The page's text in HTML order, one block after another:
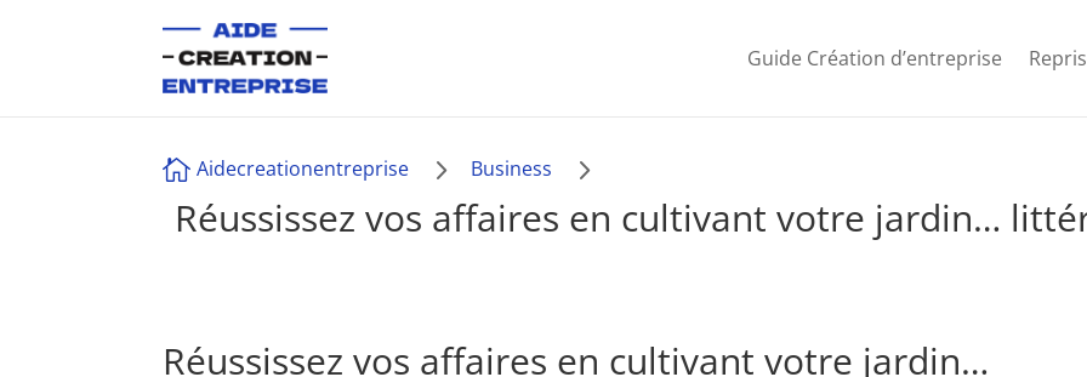
Guide Création d’entreprise
 Aidecreationentreprise 5 Business 5
Réussissez vos affaires en cultivant votre jardin…
Réussissez vos affaires en cultivant votre jardin…